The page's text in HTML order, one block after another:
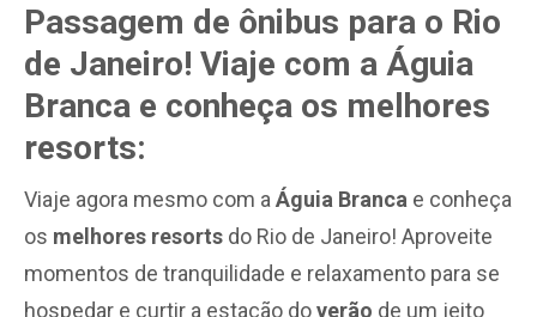
Passagem de ônibus para o Rio
de Janeiro! Viaje com a Águia
Branca e conheça os melhores
resorts:
Viaje agora mesmo com a Águia Branca e conheça
os melhores resorts do Rio de Janeiro! Aproveite
momentos de tranquilidade e relaxamento para se
hospedar e curtir a estação doverão de um jeito